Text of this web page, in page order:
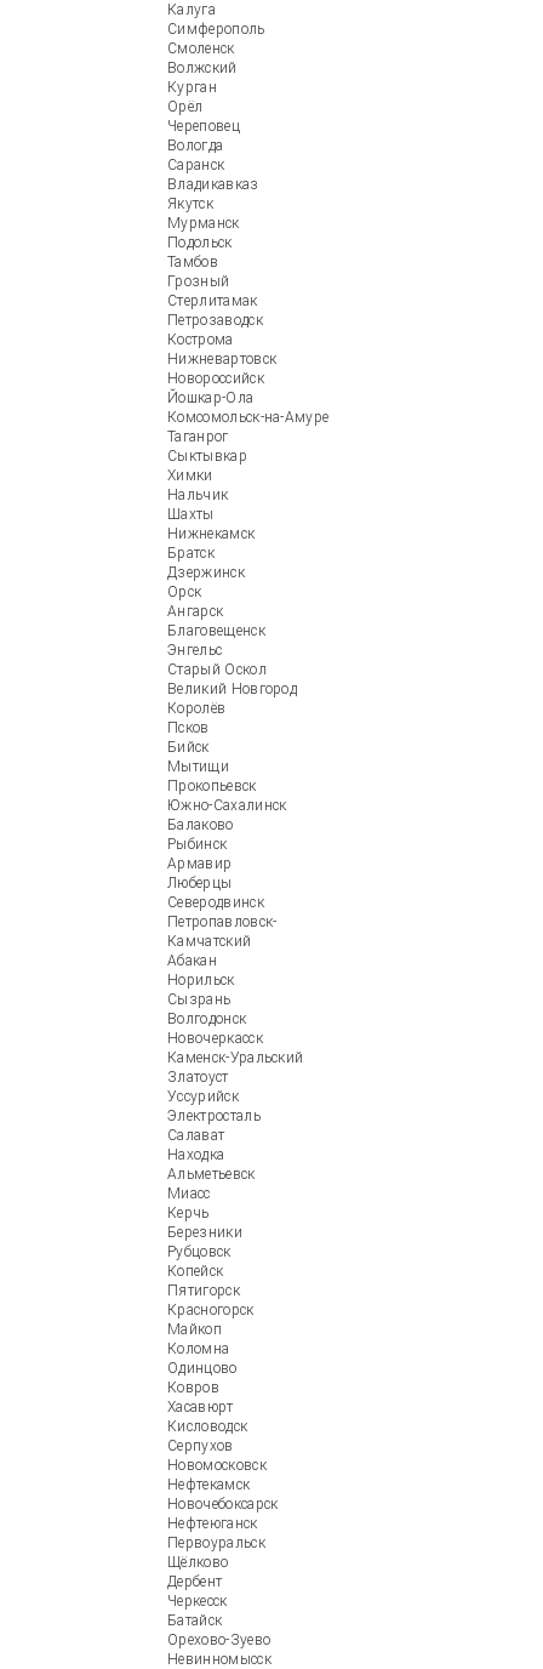
Калуга
Симферополь
Смоленск
Волжский
Курган
Орёл
Череповец
Вологда
Саранск
Владикавказ
Якутск
Мурманск
Подольск
Тамбов
Грозный
Стерлитамак
Петрозаводск
Кострома
Нижневартовск
Новороссийск
Йошкар-Ола
Комсомольск-на-Амуре
Таганрог
Сыктывкар
Химки
Нальчик
Шахты
Нижнекамск
Братск
Дзержинск
Орск
Ангарск
Благовещенск
Энгельс
Старый Оскол
Великий Новгород
Королёв
Псков
Бийск
Мытищи
Прокопьевск
Южно-Сахалинск
Балаково
Рыбинск
Армавир
Люберцы
Северодвинск
Петропавловск-
Камчатский
Абакан
Норильск
Сызрань
Волгодонск
Новочеркасск
Каменск-Уральский
Златоуст
Уссурийск
Электросталь
Салават
Находка
Альметьевск
Миасс
Керчь
Березники
Рубцовск
Копейск
Пятигорск
Красногорск
Майкоп
Коломна
Одинцово
Ковров
Хасавюрт
Кисловодск
Серпухов
Новомосковск
Нефтекамск
Новочебоксарск
Нефтеюганск
Первоуральск
Щёлково
Дербент
Черкесск
Батайск
Орехово-Зуево
Невинномысск